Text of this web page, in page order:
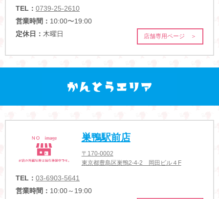
TEL： 0739-25-2610
営業時間： 10:00〜19:00
定休日： 木曜日 店舗専用ページ ＞
巣鴨駅前店
〒170-0002
東京都豊島区巣鴨2-4-2 岡田ビル４F
TEL： 03-6903-5641
営業時間： 10:00～19:00